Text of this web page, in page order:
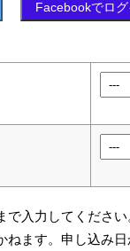
Facebookでロ
で入力してくださ
ます。申し込み